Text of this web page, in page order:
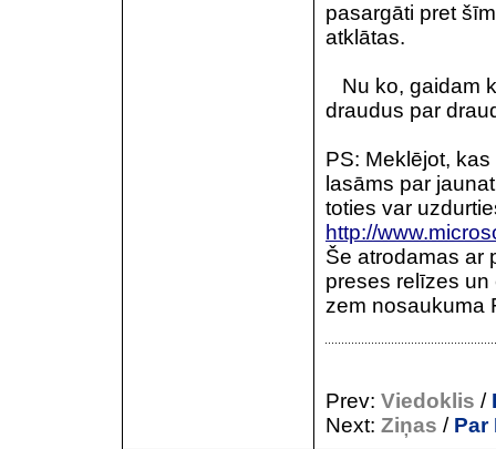
pasargāti pret
atklātas.
Nu ko, gaidam
draudus par
PS: Meklējot,
lasāms par
toties var
http://
Še atrodamas ar
preses relīzes un
zem nosaukuma
Prev: Viedoklis /
Next: Ziņas / Par